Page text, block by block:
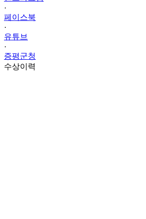
·
페이스북
·
유튜브
·
증평군청
수상이력